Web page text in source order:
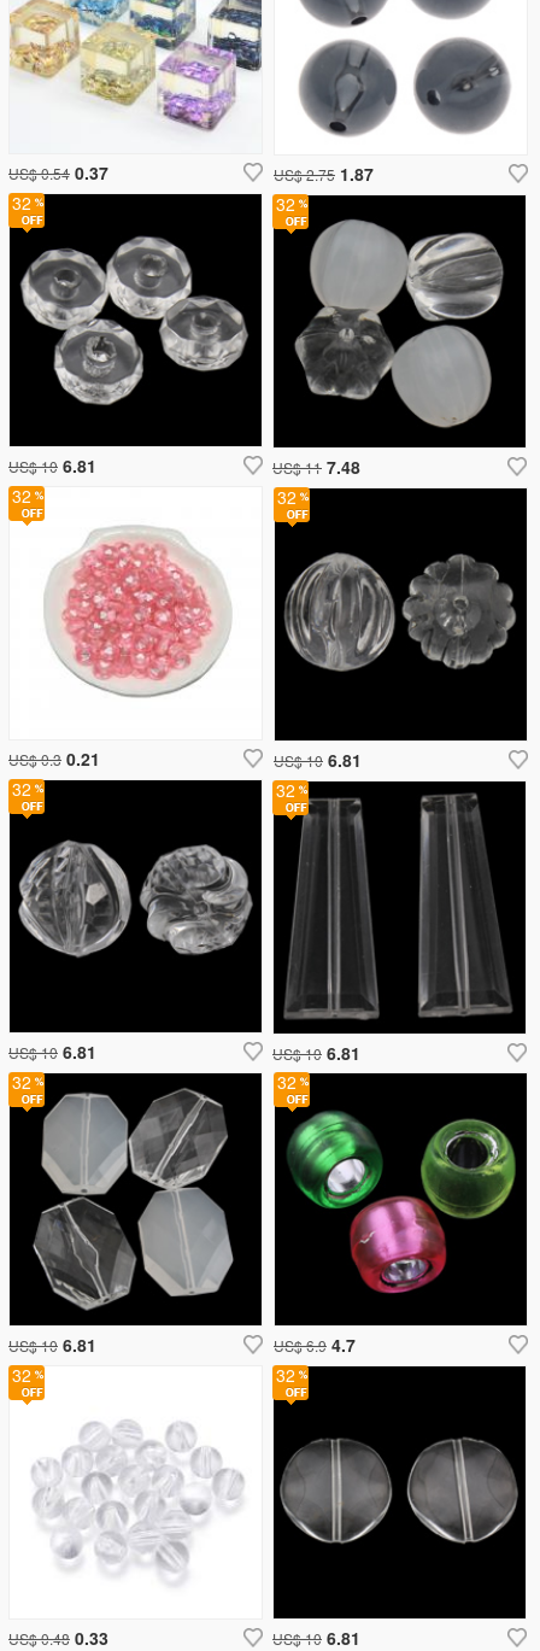
32
US$ 0.3 0.21
32
US$ 10 6.81
32
US$ 10 6.81
32
US$ 10 6.81
32
US$ 0.48 0.33
US$ 0.54 0.37
32
US$ 10 6.81
32
US$ 10 6.81
32
US$ 6.9 4.7
US$ 2.75 1.87
32
US$ 11 7.48
32
US$ 10 6.81